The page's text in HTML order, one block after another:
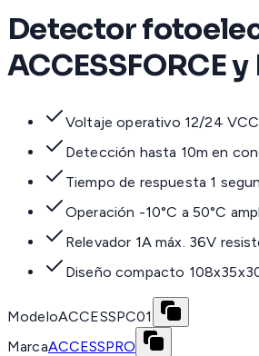
Detector
ACCESSFORCE
Voltaje operativo 12/24
Detección hasta 10m en
Tiempo de respuesta 1
Operación -10°C a 50°C
Relevador 1A máx. 36V
Diseño compacto
ModeloACCESSPC01
MarcaACCESSPRO